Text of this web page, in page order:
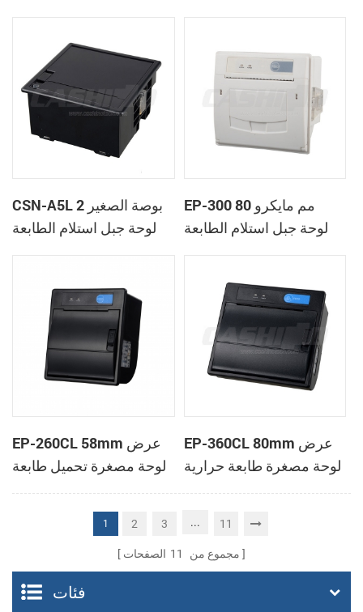
CSN-A5L 2 بوصة الصغير
لوحة جبل استلام الطابعة
EP-300 80 مم مايكرو
لوحة جبل استلام الطابعة
EP-260CL 58mm عرض
لوحة مصغرة تحميل طابعة
حرارية مع لصناعة
السيارات في القاطع
EP-360CL 80mm عرض
لوحة مصغرة طابعة حرارية
مع لصناعة السيارات في
1 2 3 ... 11
مجموع من 11 الصفحات
فئات